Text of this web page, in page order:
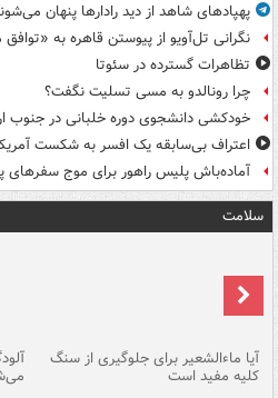
پهپادهای شاهد از دید رادارها پنهان
نگرانی تل‌آویو از پیوستن قاهره به
تظاهرات گسترده در سئوتا
چرا رونالدو به مسی تسلیت نگفت؟
خودکشی دانشجوی دوره خلبانی در جنوب
اعتراف بی‌سابقه یک افسر به شکست آمریکا
آماده‌باش پلیس راهور برای موج سفرهای
سلامت
آیا ماءالشعیر برای جلوگیری از سنگ
کلیه مفید است